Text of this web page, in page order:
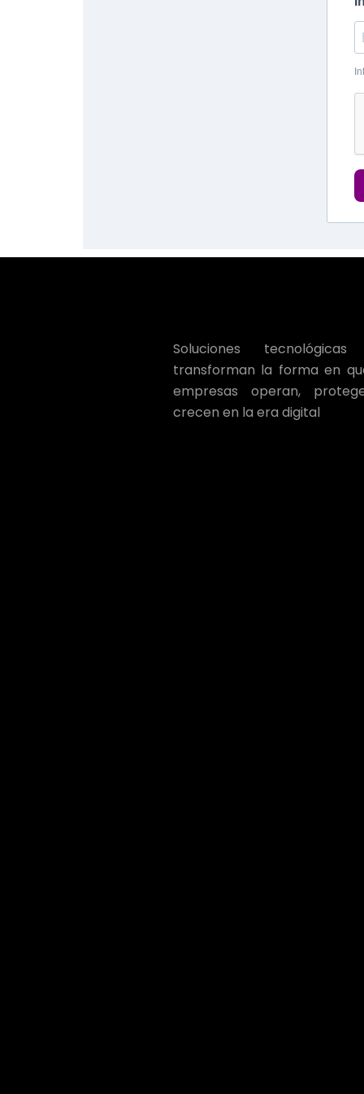
Soluciones
transforman la forma en
empresas operan,
crecen en la era digital